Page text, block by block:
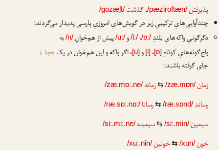
پذیرفتن/pæziroftæn/،گذشت /gozæʃt/
چندآوایی‌هایِ ترکیبیِ زیر در گویش‌هایِ امروزیِ پارسی پدیدار می‌گردند:
دگرگونیِ واکه‌هایِ بلندِ/ɒː/،/iː/و/uː/پیش از هم‌خوانِ/n/به
واج‌گونه‌هایِ کوتاهِ [ɒ]، [i] و [u]، اگر واکه و این هم‌خوان در یکهجا↓
جای گرفته باشند:
زمان/zæ.mɒn/
⇆ زمانه/zæ.mɒː.ne/
رساند /ræ.sɒnd/
⇆ رسانا /ræ.sɒː.nɒː/
سیمین/siː.min/
⇆ سیمینه/siː.miː.ne/
خون/xun/
⇆ خونین/xuː.nin/